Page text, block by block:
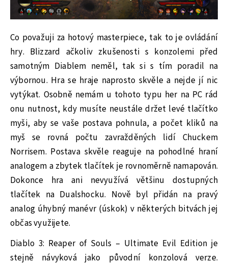
Co považuji za hotový masterpiece, tak to je ovládání
hry. Blizzard ačkoliv zkušenosti s konzolemi před
samotným Diablem neměl, tak si s tím poradil na
výbornou. Hra se hraje naprosto skvěle a nejde jí nic
vytýkat. Osobně nemám u tohoto typu her na PC rád
onu nutnost, kdy musíte neustále držet levé tlačítko
myši, aby se vaše postava pohnula, a počet kliků na
myš se rovná počtu zavražděných lidí Chuckem
Norrisem. Postava skvěle reaguje na pohodlné hraní
analogem a zbytek tlačítek je rovnoměrně namapován.
Dokonce hra ani nevyužívá většinu dostupných
tlačítek na Dualshocku. Nově byl přidán na pravý
analog úhybný manévr (úskok) v některých bitvách jej
občas využijete.
Diablo 3: Reaper of Souls – Ultimate Evil Edition je
stejně návyková jako původní konzolová verze.